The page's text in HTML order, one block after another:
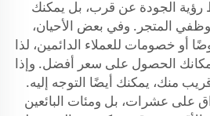
رؤية الجودة عن قرب، بل يمكنك
المتجر. وفي بعض الأحيان،
أو خصومات للعملاء الدائمين، لذا
الحصول على سعر أفضل. وإذا
منك، يمكنك أيضًا التوجه إليه.
على عشرات، بل ومئات البائعين